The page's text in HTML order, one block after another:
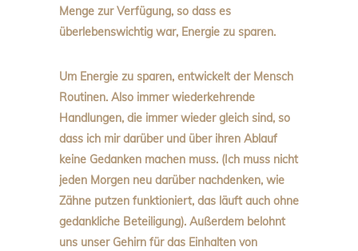
Menge zur Verfügung, so dass es
überlebenswichtig war, Energie zu sparen.
Um Energie zu sparen, entwickelt der Mensch
Routinen. Also immer wiederkehrende
Handlungen, die immer wieder gleich sind, so
dass ich mir darüber und über ihren Ablauf
keine Gedanken machen muss. (Ich muss nicht
jeden Morgen neu darüber nachdenken, wie
Zähne putzen funktioniert, das läuft auch ohne
gedankliche Beteiligung). Außerdem belohnt
uns unser Gehirn für das Einhalten von